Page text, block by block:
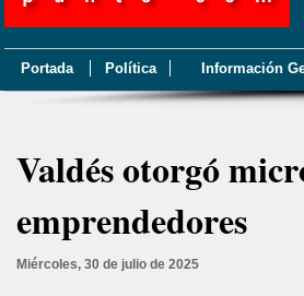
Portada Política Información
Valdés otorgó
emprendedores
Miércoles, 30 de julio de 2025